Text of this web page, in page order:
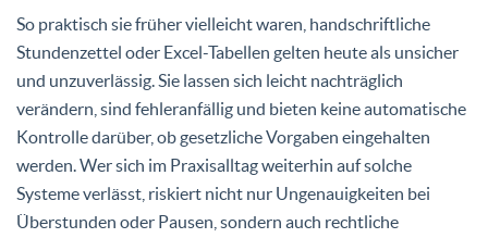
So praktisch sie früher vielleicht waren, handschriftliche
Stundenzettel oder Excel-Tabellen gelten heute als unsicher
und unzuverlässig. Sie lassen sich leicht nachträglich
verändern, sind fehleranfällig und bieten keine automatische
Kontrolle darüber, ob gesetzliche Vorgaben eingehalten
werden. Wer sich im Praxisalltag weiterhin auf solche
Systeme verlässt, riskiert nicht nur Ungenauigkeiten bei
Überstunden oder Pausen, sondern auch rechtliche